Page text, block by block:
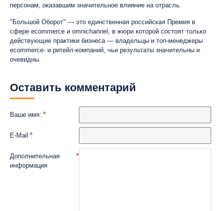
персонам, оказавшим значительное влияние на отрасль.
"Большой Оборот" — это единственная российская Премия в
сфере ecommerce и omnichannel, в жюри которой состоят только
действующие практики бизнеса — владельцы и топ-менеджеры
ecommerce- и ритейл-компаний, чьи результаты значительны и
очевидны.
Оставить комментарий
Ваше имя:
E-Mail
Дополнительная
информация